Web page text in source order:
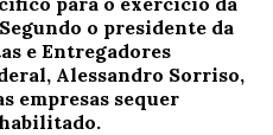
o presidente da
e Entregadores
Alessandro Sorriso,
empresas sequer